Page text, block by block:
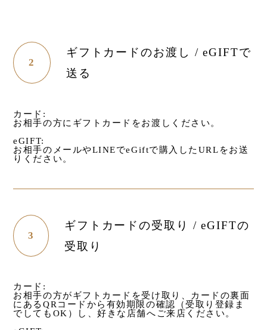
2
ギフトカードのお渡し / eGIFTで
送る
カード:
お相手の方にギフトカードをお渡しください。
eGIFT:
お相手のメールやLINEでeGiftで購入したURLをお送
りください。
3
ギフトカードの受取り / eGIFTの
受取り
カード:
お相手の方がギフトカードを受け取り、カードの裏面
にあるQRコードから有効期限の確認（受取り登録ま
でしてもOK）し、好きな店舗へご来店ください。